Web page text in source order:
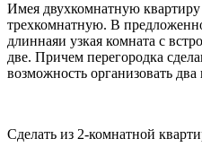
Имея двухкомнатную квартиру
трехкомнатную. В
длиннаяи узкая комната с
две. Причем перегородка
возможность организовать
Сделать из 2-комнатной